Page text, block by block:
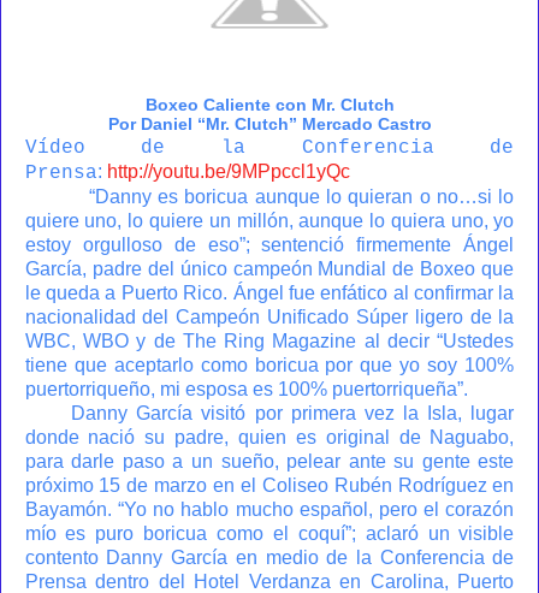
Boxeo Caliente con Mr. Clutch
Por Daniel “Mr. Clutch” Mercado Castro
Vídeo de la Conferencia de
Prensa: http://youtu.be/9MPpccl1yQc
“Danny es boricua aunque lo quieran o no…si lo
quiere uno, lo quiere un millón, aunque lo quiera uno, yo
estoy orgulloso de eso”; sentenció firmemente Ángel
García, padre del único campeón Mundial de Boxeo que
le queda a Puerto Rico. Ángel fue enfático al confirmar la
nacionalidad del Campeón Unificado Súper ligero de la
WBC, WBO y de The Ring Magazine al decir “Ustedes
tiene que aceptarlo como boricua por que yo soy 100%
puertorriqueño, mi esposa es 100% puertorriqueña”.
Danny García visitó por primera vez la Isla, lugar
donde nació su padre, quien es original de Naguabo,
para darle paso a un sueño, pelear ante su gente este
próximo 15 de marzo en el Coliseo Rubén Rodríguez en
Bayamón. “Yo no hablo mucho español, pero el corazón
mío es puro boricua como el coquí”; aclaró un visible
contento Danny García en medio de la Conferencia de
Prensa dentro del Hotel Verdanza en Carolina, Puerto